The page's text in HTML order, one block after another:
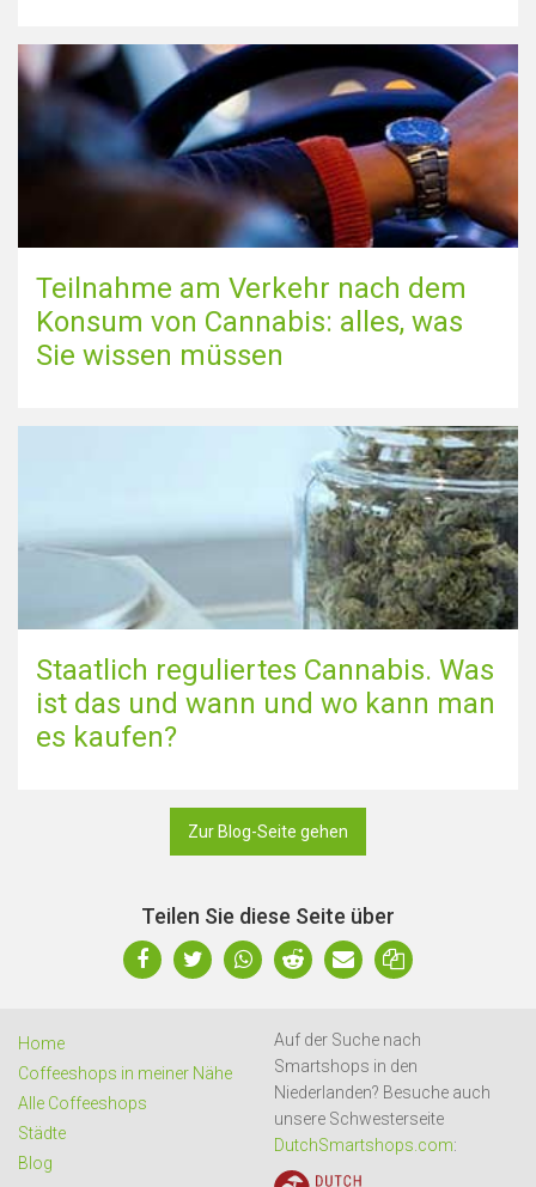
Teilnahme am Verkehr nach dem
Konsum von Cannabis: alles, was
Sie wissen müssen
Staatlich reguliertes Cannabis. Was
ist das und wann und wo kann man
es kaufen?
Zur Blog-Seite gehen
Teilen Sie diese Seite über
Home
Coffeeshops in meiner Nähe
Alle Coffeeshops
Städte
Blog
Auf der Suche nach
Smartshops in den
Niederlanden? Besuche auch
unsere Schwesterseite
DutchSmartshops.com: